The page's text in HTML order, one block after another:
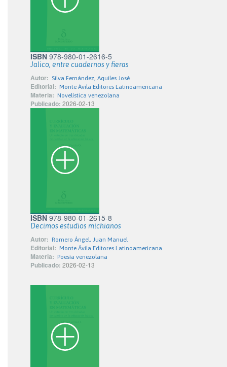
ISBN 978-980-01-2616-5
Jalico, entre cuadernos y fieras
Autor: Silva Fernández, Aquiles José
Editorial: Monte Ávila Editores Latinoamericana
Materia: Novelística venezolana
Publicado: 2026-02-13
ISBN 978-980-01-2615-8
Decimos estudios michianos
Autor: Romero Ángel, Juan Manuel
Editorial: Monte Ávila Editores Latinoamericana
Materia: Poesía venezolana
Publicado: 2026-02-13